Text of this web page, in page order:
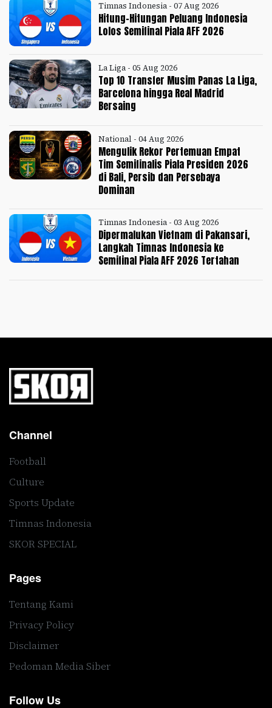
Timnas Indonesia - 07 Aug 2026
Hitung-Hitungan Peluang Indonesia
Lolos Semifinal Piala AFF 2026
La Liga - 05 Aug 2026
Top 10 Transfer Musim Panas La Liga,
Barcelona hingga Real Madrid
Bersaing
National - 04 Aug 2026
Mengulik Rekor Pertemuan Empat
Tim Semifinalis Piala Presiden 2026
di Bali, Persib dan Persebaya
Dominan
Timnas Indonesia - 03 Aug 2026
Dipermalukan Vietnam di Pakansari,
Langkah Timnas Indonesia ke
Semifinal Piala AFF 2026 Tertahan
Channel
Football
Culture
Sports Update
Timnas Indonesia
SKOR SPECIAL
Pages
Tentang Kami
Privacy Policy
Disclaimer
Pedoman Media Siber
Follow Us